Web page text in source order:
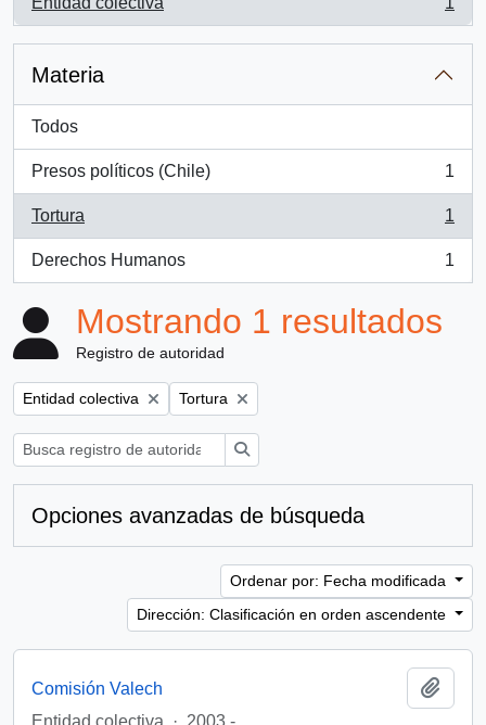
, 1 resultados
Materia
Todos
Presos políticos (Chile)
, 1 resultados
1
Tortura
, 1 resultados
1
Derechos Humanos
, 1 resultados
1
Mostrando 1 resultados
Registro de autoridad
Remove filter:
Entidad colectiva Remove filter:
Tortura
Opciones avanzadas de búsqueda
Ordenar por: Fecha modificada
Dirección: Clasificación en orden ascendente
Comisión Valech
Entidad colectiva
· 2003 -